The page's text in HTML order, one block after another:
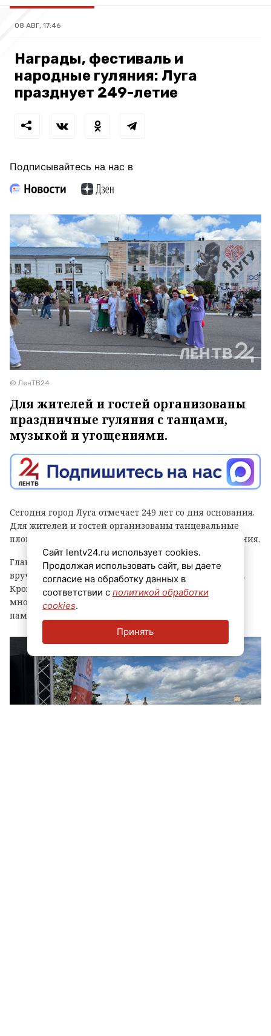
08 АВГ, 17:46
Награды, фестиваль и
народные гуляния: Луга
празднует 249-летие
Подписывайтесь на нас в
© ЛенТВ24
Для жителей и гостей организованы
праздничные гуляния с танцами,
музыкой и угощениями.
Сегодня город Луга отмечает 249 лет со дня основания.
Для жителей и гостей организованы танцевальные
площадки, выступления духовых оркестров и угощения.
Главным событием праздника стала церемония
вручения знака «Почетный гражданин города Луга».
Кроме того, региональные власти отметили
многодетные семьи муниципалитета, вручив им
памятные награды и благодарственные письма.
Сайт lentv24.ru использует cookies.
Продолжая использовать сайт, вы даете
согласие на обработку данных в
соответствии с политикой обработки
cookies.
Принять